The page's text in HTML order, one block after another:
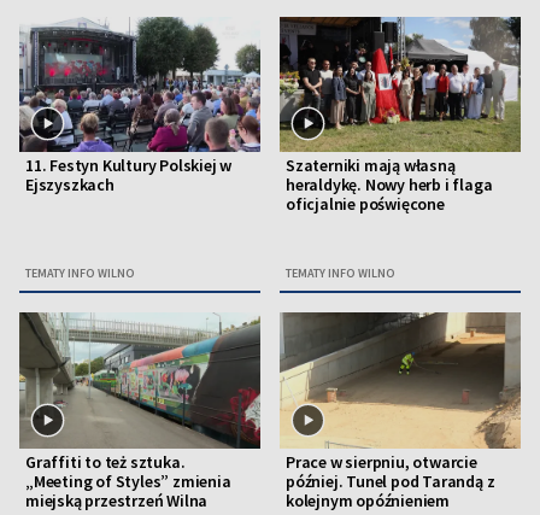
11. Festyn Kultury Polskiej w
Ejszyszkach
TEMATY INFO WILNO
Szaterniki mają własną
heraldykę. Nowy herb i flaga
oficjalnie poświęcone
TEMATY INFO WILNO
Graffiti to też sztuka.
„Meeting of Styles” zmienia
miejską przestrzeń Wilna
Prace w sierpniu, otwarcie
później. Tunel pod Tarandą z
kolejnym opóźnieniem